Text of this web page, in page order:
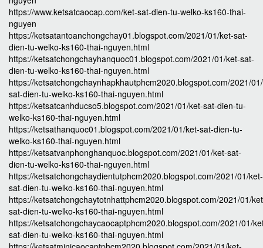
https://www.ketsatcaocap.com/ket-sat-dien-tu-welko-ks160-thai-
nguyen
https://ketsatantoanchongchay01.blogspot.com/2021/01/ket-sat-
dien-tu-welko-ks160-thai-nguyen.html
https://ketsatchongchayhanquoc01.blogspot.com/2021/01/ket-sat-
dien-tu-welko-ks160-thai-nguyen.html
https://ketsatchongchaynhapkhautphcm2020.blogspot.com/2021/
sat-dien-tu-welko-ks160-thai-nguyen.html
https://ketsatcanhducso5.blogspot.com/2021/01/ket-sat-dien-tu-
welko-ks160-thai-nguyen.html
https://ketsathanquoc01.blogspot.com/2021/01/ket-sat-dien-tu-
welko-ks160-thai-nguyen.html
https://ketsatvanphonghanquoc.blogspot.com/2021/01/ket-sat-
dien-tu-welko-ks160-thai-nguyen.html
https://ketsatchongchaydientutphcm2020.blogspot.com/2021/01/ket-
sat-dien-tu-welko-ks160-thai-nguyen.html
https://ketsatchongchaytotnhattphcm2020.blogspot.com/2021/01/
sat-dien-tu-welko-ks160-thai-nguyen.html
https://ketsatchongchaycaocaptphcm2020.blogspot.com/2021/01/
sat-dien-tu-welko-ks160-thai-nguyen.html